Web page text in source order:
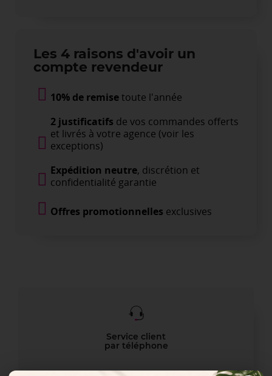
Les 4 raisons d'avoir un
compte revendeur
10% de remisetoute l'année
2 justificatifs de vos commandes offerts
et livrés à votre agence (voir les
exceptions)
Expédition neutre, discrétion et
confidentialité garantie
Offres promotionnelles exclusives
Service client
par téléphone